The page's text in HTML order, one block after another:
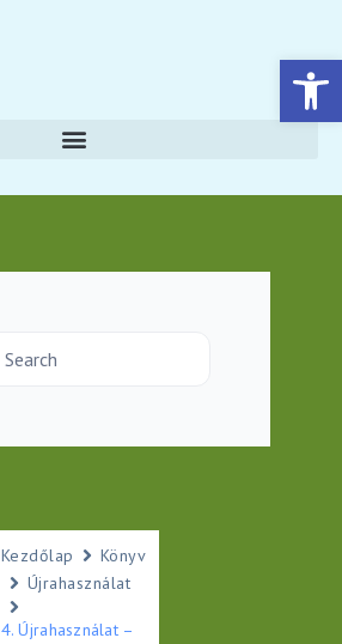
Eszköztár megnyitása
Search
Kezdőlap
Könyv
Újrahasználat
4. Újrahasználat –